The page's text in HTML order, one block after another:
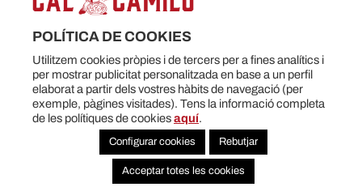
Pizzeria Cal Camilo ·Copyright © 2026Tots els drets reservatsT.93
715 93 98M.678 36 99 93· Obert divendres i dissabtes (tardes) ·
Sant Esteve, 120, Castellar del Vallès
Política de privacitat|Avís Legal |Política de cookies
Disseny web
POLÍTICA DE COOKIES
Utilitzem cookies pròpies i de tercers per a fines analítics i
per mostrar publicitat personalitzada en base a un perfil
elaborat a partir dels vostres hàbits de navegació (per
exemple, pàgines visitades). Tens la informació completa
de les polítiques de cookiesaquí.
Configurar cookies Rebutjar
Acceptar totes les cookies